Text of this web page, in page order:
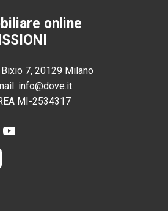
online
7, 20129 Milano
info@dove.it
MI-2534317